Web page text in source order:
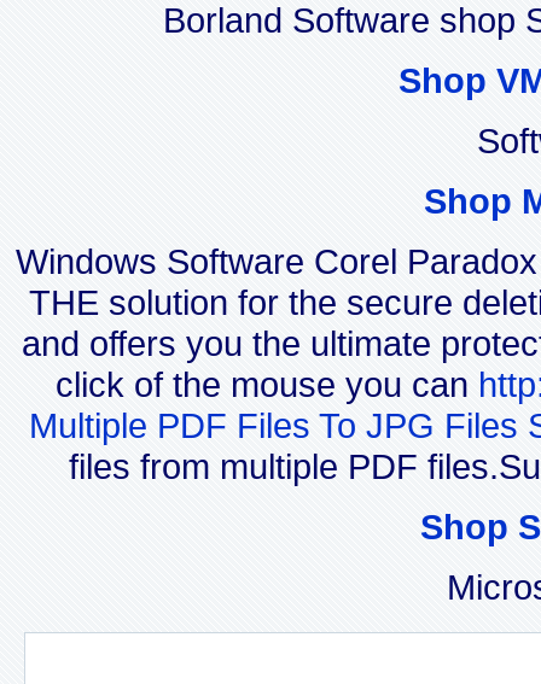
Borland Software shop
Shop
Shop
Windows Software Corel
THE solution for the secure
and offers you the ultimate
click of the mouse you can
Multiple PDF Files To JPG Files
files from multiple PDF
Shop